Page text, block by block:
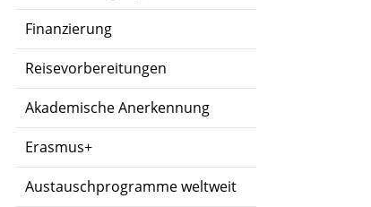
Finanzierung
Reisevorbereitungen
Akademische Anerkennung
Erasmus+
Austauschprogramme weltweit